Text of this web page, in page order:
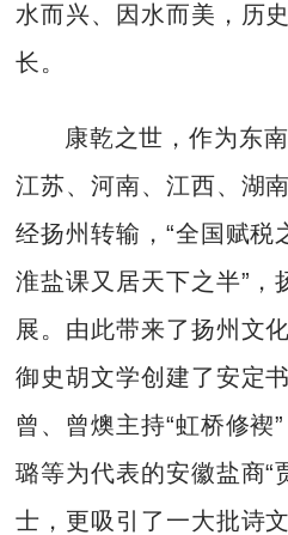
水而兴、因水而美，历
长。
康乾之世，作为东
江苏、河南、江西、湖
经扬州转输，“全国赋税
淮盐课又居天下之半”，
展。由此带来了扬州文
御史胡文学创建了安定
曾、曾燠主持“虹桥修褉
璐等为代表的安徽盐商“
士，更吸引了一大批诗